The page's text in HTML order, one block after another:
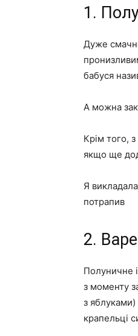
1.
Дуже
бабуся
А можна
Крім того,
якщо ще
Я
потрапив
2.
Полуничне
з моменту
з
крапельці